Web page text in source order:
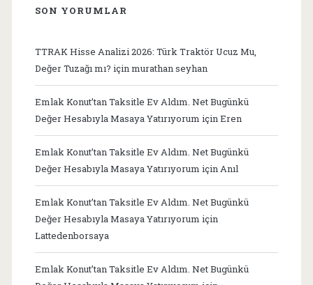
SON YORUMLAR
TTRAK Hisse Analizi 2026: Türk Traktör Ucuz Mu,
Değer Tuzağı mı? içinmurathan seyhan
Emlak Konut’tan Taksitle Ev Aldım. Net Bugünkü
Değer Hesabıyla Masaya Yatırıyorum içinEren
Emlak Konut’tan Taksitle Ev Aldım. Net Bugünkü
Değer Hesabıyla Masaya Yatırıyorum içinAnıl
Emlak Konut’tan Taksitle Ev Aldım. Net Bugünkü
Değer Hesabıyla Masaya Yatırıyorum için
Lattedenborsaya
Emlak Konut’tan Taksitle Ev Aldım. Net Bugünkü